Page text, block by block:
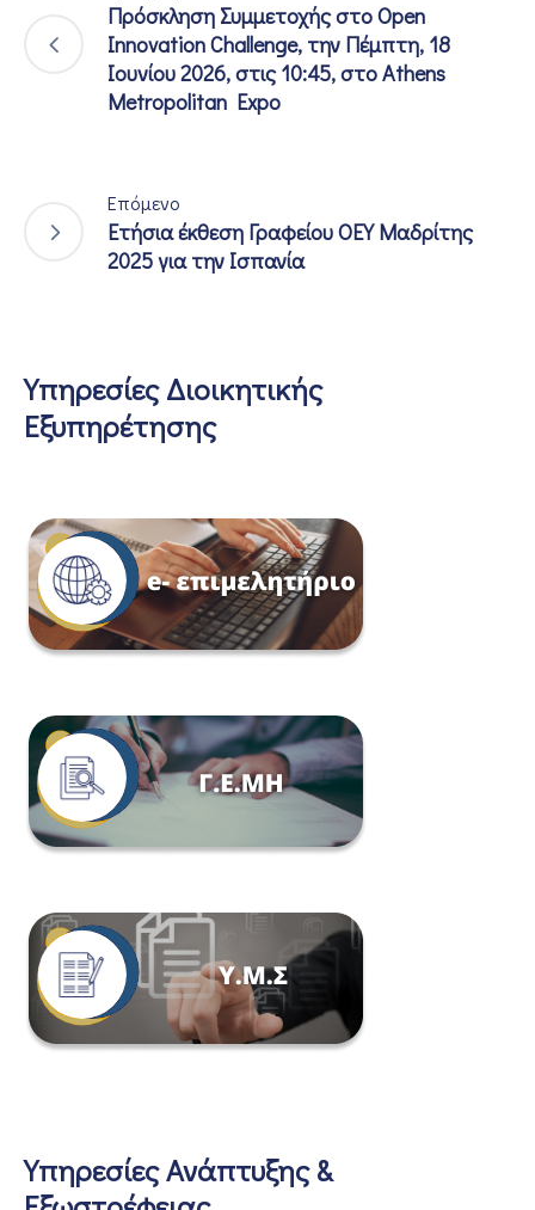
Πρόσκληση Συμμετοχής στο Open
Innovation Challenge, την Πέμπτη, 18
Ιουνίου 2026, στις 10:45, στο Athens
Metropolitan Expo
Επόμενο
Ετήσια έκθεση Γραφείου ΟΕΥ Μαδρίτης
2025 για την Ισπανία
Υπηρεσίες Διοικητικής
Εξυπηρέτησης
Υπηρεσίες Ανάπτυξης &